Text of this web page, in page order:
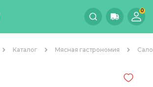
0
Каталог Мясная гастрономия Сало